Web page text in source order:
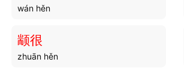
刚特
刚正
wán hěn
颛很
zhuān hěn